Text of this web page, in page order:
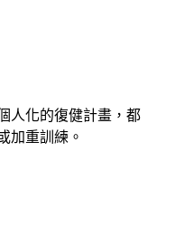
人化的復健計畫，都
加重訓練。